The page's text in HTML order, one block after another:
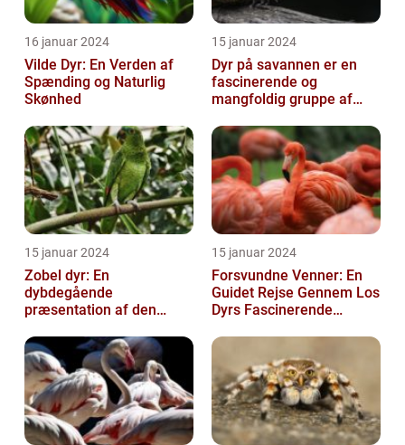
16 januar 2024
Vilde Dyr: En Verden af
Spænding og Naturlig
Skønhed
15 januar 2024
Dyr på savannen er en
fascinerende og
mangfoldig gruppe af
sig det hårde o...
15 januar 2024
Zobel dyr: En
dybdegående
præsentation af den
15 januar 2024
Forsvundne Venner: En
Guidet Rejse Gennem Los
Dyrs Fascinerende